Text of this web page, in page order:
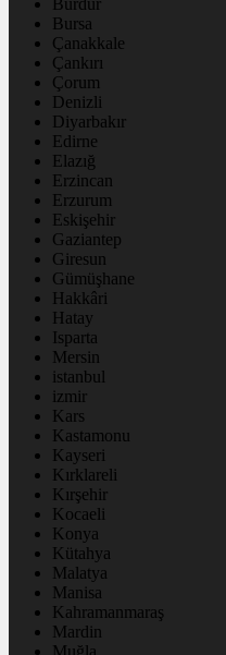
Burdur
Bursa
Çanakkale
Çankırı
Çorum
Denizli
Diyarbakır
Edirne
Elazığ
Erzincan
Erzurum
Eskişehir
Gaziantep
Giresun
Gümüşhane
Hakkâri
Hatay
Isparta
Mersin
istanbul
izmir
Kars
Kastamonu
Kayseri
Kırklareli
Kırşehir
Kocaeli
Konya
Kütahya
Malatya
Manisa
Kahramanmaraş
Mardin
Muğla